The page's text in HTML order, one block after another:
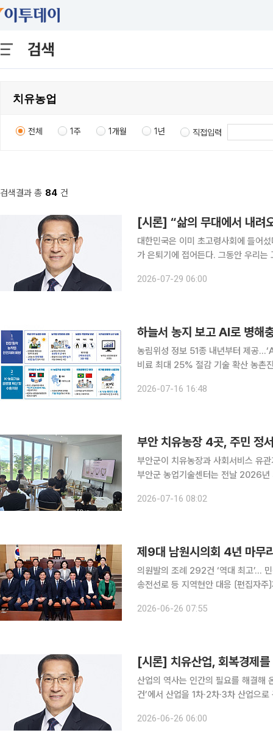
검색
전체 1주 1개월 1년 직접입력
검색결과 총 84 건
[시론] “삶의 무대에서 내려
대한민국은 이미 초고령사회에 들어
가 은퇴기에 접어든다. 그동안 우리
용할 것인가. 이는 초고령사회가 풀어
2026-07-29 06:00
하늘서 농지 보고 AI로 병해
농림위성 정보 51종 내년부터 제공
비료 최대 25% 절감 기술 확산 농촌진흥청이 농림위성과 인공지능(AI)을 농업 현장에 본격 투입한
2026-07-16 16:48
부안 치유농장 4곳, 주민 정
부안군이 치유농장과 사회서비스 유
부안군 농업기술센터는 전날 2026년
4곳이다. 군은 프로그램 참여 전후의
2026-07-16 08:02
제9대 남원시의회 4년 마
의원발의 조례 292건 ‘역대 최고’…
송전선로 등 지역현안 대응 〔편집자주〕제9대 남원시의회가 오는 30일 4년간의 의정활동을 마친다.
부를 견제해왔다. 의원 발의 조례
2026-06-26 07:55
[시론] 치유산업, 회복경제
산업의 역사는 인간의 필요를 해결해
건’에서 산업을 1차·2차·3차 산업으
2026-06-26 06:00